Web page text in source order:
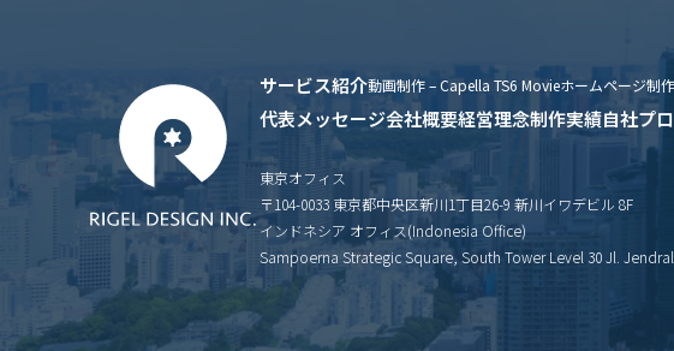
サービス紹介動画制作 – Capella TS6 Movieホームページ制
代表メッセージ会社概要経営理念制作実績自社プ
東京オフィス
〒104-0033 東京都中央区新川1丁目26-9 新川イワデビル 8F
インドネシア オフィス(Indonesia Office)
Sampoerna Strategic Square, South Tower Level 30 Jl.